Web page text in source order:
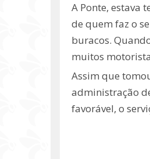
A Ponte, estava
de quem faz o
buracos.
muitos
Assim que
administração
favorável, o